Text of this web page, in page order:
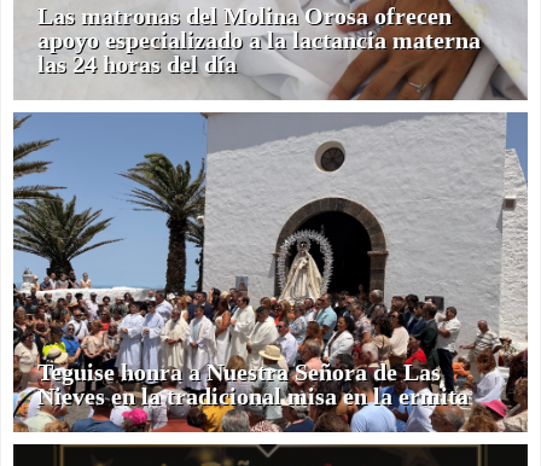
Las matronas del Molina Orosa ofrecen
apoyo especializado a la lactancia materna
las 24 horas del día
Teguise honra a Nuestra Señora de Las
Nieves en la tradicional misa en la ermita